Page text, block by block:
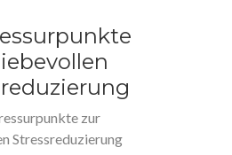
zur
Stressreduzierung